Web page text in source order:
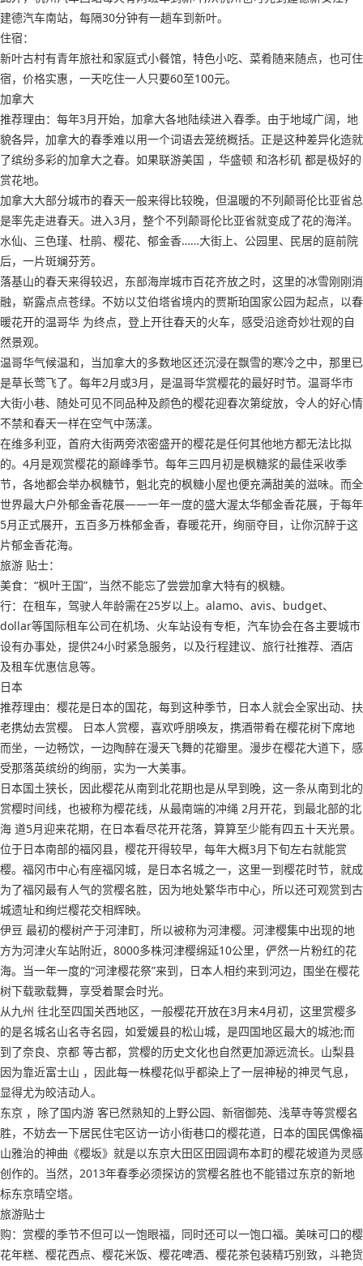
建德汽车南站，每隔30分钟有一趟车到新叶。
住宿：
新叶古村有青年旅社和家庭式小餐馆，特色小吃、菜肴随来随点，也可住
宿，价格实惠，一天吃住一人只要60至100元。
加拿大
推荐理由：每年3月开始，加拿大各地陆续进入春季。由于地域广阔，地
貌各异，加拿大的春季难以用一个词语去笼统概括。正是这种差异化造就
了缤纷多彩的加拿大之春。如果联游美国 ，华盛顿 和洛杉矶 都是极好的
赏花地。
加拿大大部分城市的春天一般来得比较晚，但温暖的不列颠哥伦比亚省总
是率先走进春天。进入3月，整个不列颠哥伦比亚省就变成了花的海洋。
水仙、三色瑾、杜鹃、樱花、郁金香……大街上、公园里、民居的庭前院
后，一片斑斓芬芳。
落基山的春天来得较迟，东部海岸城市百花齐放之时，这里的冰雪刚刚消
融，崭露点点苍绿。不妨以艾伯塔省境内的贾斯珀国家公园为起点，以春
暖花开的温哥华 为终点，登上开往春天的火车，感受沿途奇妙壮观的自
然景观。
温哥华气候温和，当加拿大的多数地区还沉浸在飘雪的寒冷之中，那里已
是草长莺飞了。每年2月或3月，是温哥华赏樱花的最好时节。温哥华市
大街小巷、随处可见不同品种及颜色的樱花迎春次第绽放，令人的好心情
不禁和春天一样在空气中荡漾。
在维多利亚，首府大街两旁浓密盛开的樱花是任何其他地方都无法比拟
的。4月是观赏樱花的巅峰季节。每年三四月初是枫糖浆的最佳采收季
节，各地都会举办枫糖节，魁北克的枫糖小屋也便充满甜美的滋味。而全
世界最大户外郁金香花展——一年一度的盛大渥太华郁金香花展，于每年
5月正式展开，五百多万株郁金香，春暖花开，绚丽夺目，让你沉醉于这
片郁金香花海。
旅游 贴士：
美食：“枫叶王国”，当然不能忘了尝尝加拿大特有的枫糖。
行：在租车，驾驶人年龄需在25岁以上。alamo、avis、budget、
dollar等国际租车公司在机场、火车站设有专柜，汽车协会在各主要城市
设有办事处，提供24小时紧急服务，以及行程建议、旅行社推荐、酒店
及租车优惠信息等。
日本
推荐理由：樱花是日本的国花，每到这种季节，日本人就会全家出动、扶
老携幼去赏樱。 日本人赏樱，喜欢呼朋唤友，携酒带肴在樱花树下席地
而坐，一边畅饮，一边陶醉在漫天飞舞的花瓣里。漫步在樱花大道下，感
受那落英缤纷的绚丽，实为一大美事。
日本国土狭长，因此樱花从南到北花期也是从早到晚，这一条从南到北的
赏樱时间线，也被称为樱花线，从最南端的冲绳 2月开花，到最北部的北
海 道5月迎来花期，在日本看尽花开花落，算算至少能有四五十天光景。
位于日本南部的福冈县，樱花开得较早，每年大概3月下旬左右就能赏
樱。福冈市中心有座福冈城，是日本名城之一，这里一到樱花时节，就成
为了福冈最有人气的赏樱名胜，因为地处繁华市中心，所以还可观赏到古
城遗址和绚烂樱花交相辉映。
伊豆 最初的樱树产于河津町，所以被称为河津樱。河津樱集中出现的地
方为河津火车站附近，8000多株河津樱绵延10公里，俨然一片粉红的花
海。当一年一度的“河津樱花祭”来到，日本人相约来到河边，围坐在樱花
树下载歌载舞，享受着聚会时光。
从九州 往北至四国关西地区，一般樱花开放在3月末4月初，这里赏樱多
的是名城名山名寺名园，如爱媛县的松山城，是四国地区最大的城池;而
到了奈良、京都 等古都，赏樱的历史文化也自然更加源远流长。山梨县
因为靠近富士山 ，因此每一株樱花似乎都染上了一层神秘的神灵气息，
显得尤为皎洁动人。
东京 ，除了国内游 客已然熟知的上野公园、新宿御苑、浅草寺等赏樱名
胜，不妨去一下居民住宅区访一访小街巷口的樱花道，日本的国民偶像福
山雅治的神曲《樱坂》就是以东京大田区田园调布本町的樱花坡道为灵感
创作的。当然，2013年春季必须探访的赏樱名胜也不能错过东京的新地
标东京晴空塔。
旅游贴士
购：赏樱的季节不但可以一饱眼福，同时还可以一饱口福。美味可口的樱
花年糕、樱花西点、樱花米饭、樱花啤酒、樱花茶包装精巧别致，斗艳货